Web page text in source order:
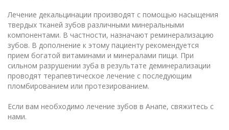
Лечение декальцинации производят с помощью насыщения
твердых тканей зубов различными минеральными
компонентами. В частности, назначают реминерализацию
зубов. В дополнение к этому пациенту рекомендуется
прием богатой витаминами и минералами пищи. При
сильном разрушении зуба в результате деминерализации
проводят терапевтическое лечение с последующим
пломбированием или протезированием.
Если вам необходимо лечение зубов в Анапе, свяжитесь с
нами.